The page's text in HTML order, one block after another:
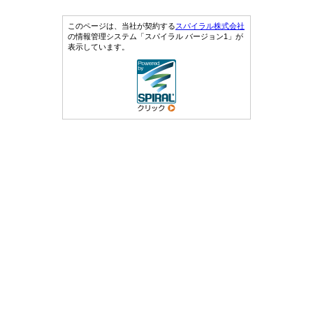
このページは、当社が契約するスパイラル株式会社
の情報管理システム「スパイラル バージョン1」が
表示しています。